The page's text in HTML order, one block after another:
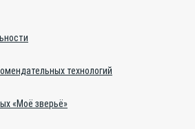
технологий
«Моё зверьё»